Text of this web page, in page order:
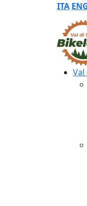
ITA
Val